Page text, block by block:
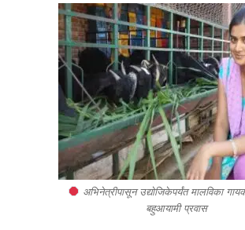
अभिनेत्रीपासून उद्योजिकेपर्यंत मालविका
बहुआयामी प्रवास